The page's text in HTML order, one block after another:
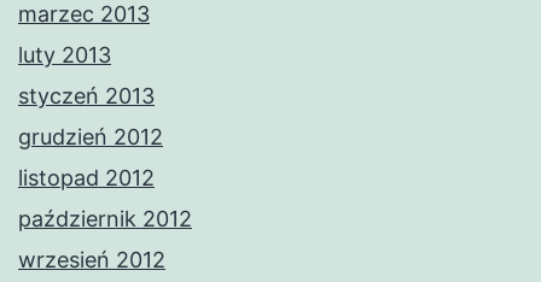
marzec 2013
luty 2013
styczeń 2013
grudzień 2012
listopad 2012
październik 2012
wrzesień 2012